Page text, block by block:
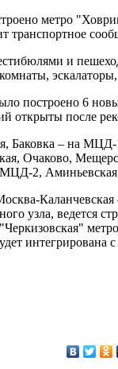
метро
и
построено
открыты после
Баковка – на
Очаково,
2,
узла, ведется